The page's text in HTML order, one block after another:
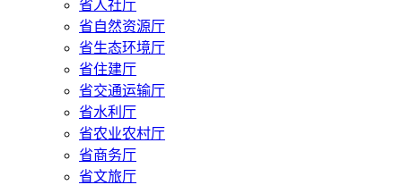
省人社厅
省自然资源厅
省生态环境厅
省住建厅
省交通运输厅
省水利厅
省农业农村厅
省商务厅
省文旅厅